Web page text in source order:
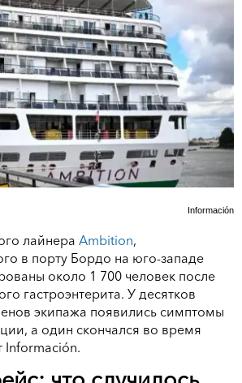
Información
лайнера Ambition,
в порту Бордо на юго-западе
около 1 700 человек после
гастроэнтерита. У десятков
экипажа появились симптомы
а один скончался во время
Información.